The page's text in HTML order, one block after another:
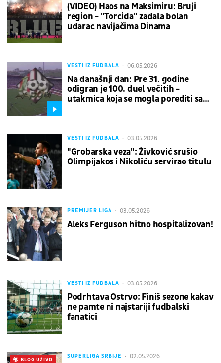
(VIDEO) Haos na Maksimiru: Bruji
region - "Torcida" zadala bolan
udarac navijačima Dinama
VESTI IZ FUDBALA 06.05.2026
Na današnji dan: Pre 31. godine
odigran je 100. duel večitih -
utakmica koja se mogla porediti sa
VESTI IZ FUDBALA 03.05.2026
"Grobarska veza": Živković srušio
Olimpijakos i Nikoliću servirao titulu
PREMIJER LIGA 03.05.2026
Aleks Ferguson hitno hospitalizovan!
VESTI IZ FUDBALA 03.05.2026
Podrhtava Ostrvo: Finiš sezone kakav
ne pamte ni najstariji fudbalski
fanatici
SUPERLIGA SRBIJE 02.05.2026
UŽIVO
BLOG UŽIVO